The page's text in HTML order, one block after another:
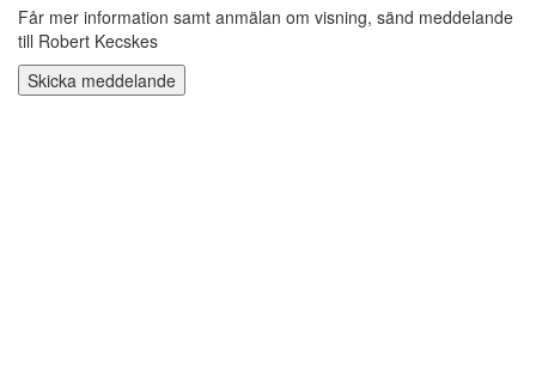
Får mer information samt anmälan om visning, sänd meddelande
till Robert Kecskes
Skicka meddelande